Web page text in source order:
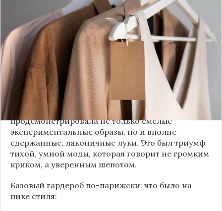
это исключительно про безумные тренды, на
которые обычный человек посмотрит с
недоумением. Но самый интересный тренд этого
сезона был обращен к реальной жизни. Показы
доказали: истинная роскошь и мастерство стиля
заключаются не в эпатаже, а в виртуозном
владении базовыми вещами.
Как тонко подметила автор канала «Деловая
косметичка», завершившаяся неделя моды
продемонстрировала не только смелые
экспериментальные образы, но и вполне
сдержанные, лаконичные луки. Это был триумф
тихой, умной моды, которая говорит не громким
криком, а уверенным шепотом.
Базовый гардероб по-парижски: что было на
пике стиля: